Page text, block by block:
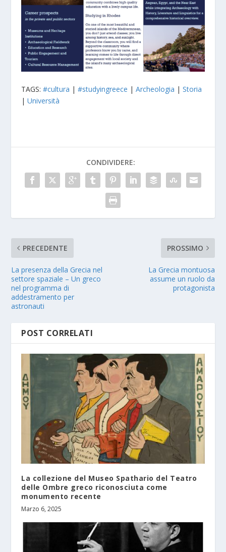
TAGS:#cultura |#studyingreece |Archeologia |Storia
|Università
CONDIVIDERE:
PRECEDENTE
La presenza della Grecia nel
settore spaziale – Un greco
nel programma di
addestramento per
astronauti
PROSSIMO
La Grecia montuosa
assume un ruolo da
protagonista
POST CORRELATI
La collezione del Museo Spathario del Teatro
delle Ombre greco riconosciuta come
monumento recente
Marzo 6, 2025